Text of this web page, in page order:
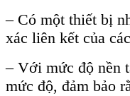
– Có một thiết bị
xác liên kết của
– Với mức độ nền
mức độ, đảm bảo